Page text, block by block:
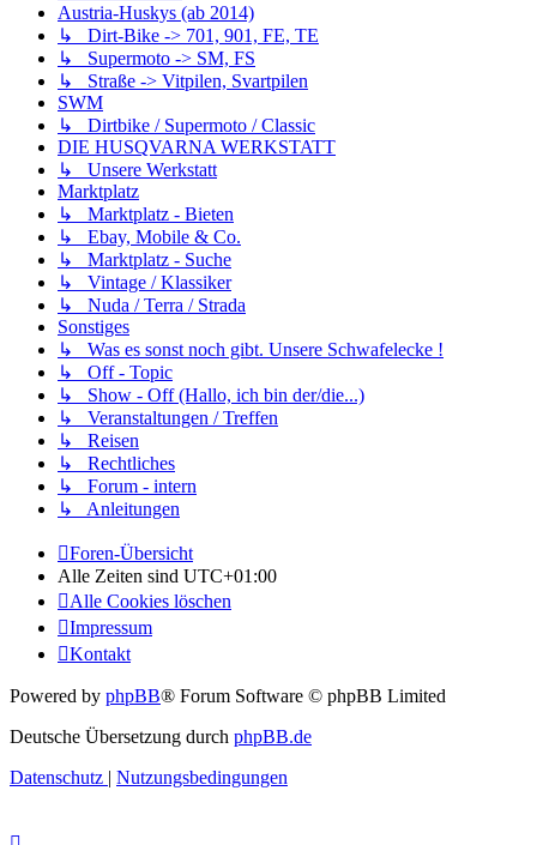
Austria-Huskys (ab 2014)
↳ Dirt-Bike -> 701, 901, FE, TE
↳ Supermoto -> SM, FS
↳ Straße -> Vitpilen, Svartpilen
SWM
↳ Dirtbike / Supermoto / Classic
DIE HUSQVARNA WERKSTATT
↳ Unsere Werkstatt
Marktplatz
↳ Marktplatz - Bieten
↳ Ebay, Mobile & Co.
↳ Marktplatz - Suche
↳ Vintage / Klassiker
↳ Nuda / Terra / Strada
Sonstiges
↳ Was es sonst noch gibt. Unsere Schwafelecke !
↳ Off - Topic
↳ Show - Off (Hallo, ich bin der/die...)
↳ Veranstaltungen / Treffen
↳ Reisen
↳ Rechtliches
↳ Forum - intern
↳ Anleitungen
Foren-Übersicht
Alle Zeiten sind UTC+01:00
Alle Cookies löschen
Impressum
Kontakt
Powered by phpBB® Forum Software © phpBB Limited
Deutsche Übersetzung durch phpBB.de
Datenschutz | Nutzungsbedingungen